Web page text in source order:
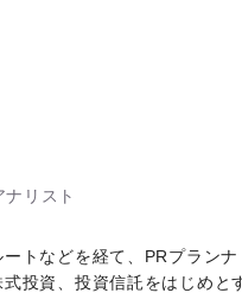
リスト
トなどを経て、PRプランナ
投資、投資信託をはじめと